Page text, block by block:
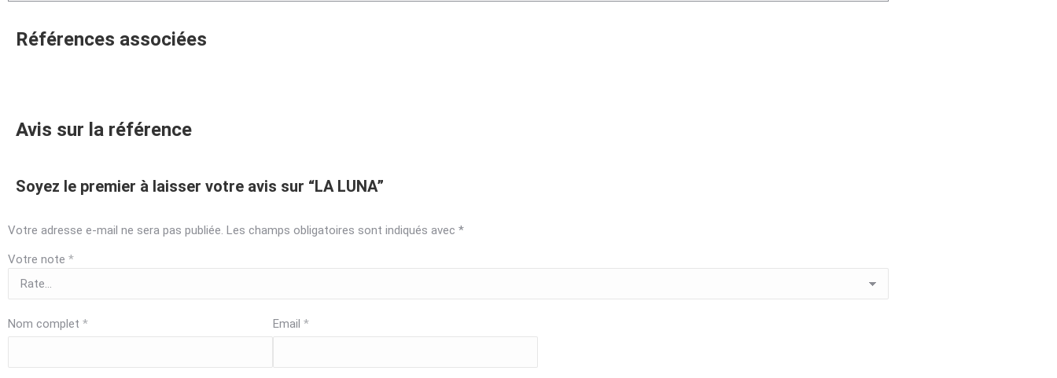
Références associées
Avis sur la référence
Soyez le premier à laisser votre avis sur “LA LUNA”
Votre adresse e-mail ne sera pas publiée. Les champs obligatoires sont indiqués avec *
Votre note *
Nom complet * Email *